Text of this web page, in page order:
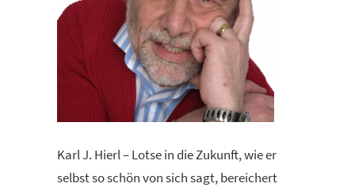
Karl J. Hierl – Lotse in die Zukunft, wie er
selbst so schön von sich sagt, bereichert